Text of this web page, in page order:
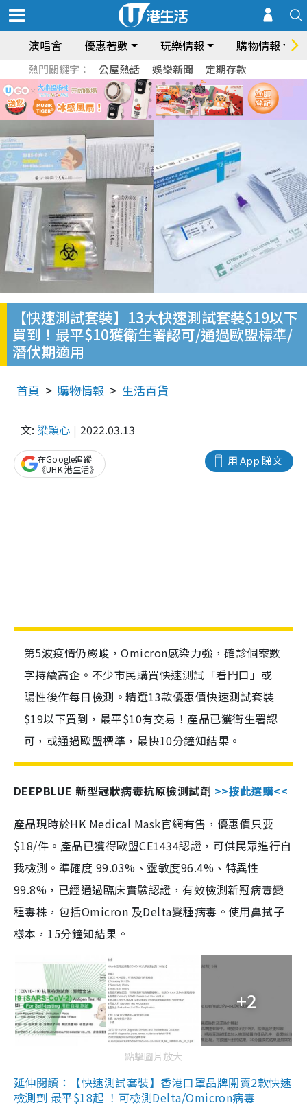
演唱會 優惠著數 玩樂情報 購物情報
熱門關鍵字： 公屋熱話 娛樂新聞 定期存款
【快速測試套裝】13大快速測試套裝$19以下
買到！最平$10獲衛生署認可/通過歐盟標準/
潛伏期適用
首頁 購物情報 生活百貨
文: 梁穎心 2022.03.13
用 App 睇文
在Google追蹤
《UHK 港生活》
第5波疫情仍嚴峻，Omicron感染力強，確診個案數
字持續高企。不少市民購買快速測試「看門口」或
陽性後作每日檢測。精選13款優惠價快速測試套裝
$19以下買到，最平$10有交易！產品已獲衛生署認
可，或通過歐盟標準，最快10分鐘知結果。
DEEPBLUE 新型冠狀病毒抗原檢測試劑 >>按此選購<<
產品現時於HK Medical Mask官網有售，優惠價只要
$18/件。產品已獲得歐盟CE1434認證，可供民眾進行自
我檢測。準確度 99.03%、靈敏度96.4%、特異性
99.8%，已經通過臨床實驗認證，有效檢測新冠病毒變
種毒株，包括Omicron 及Delta變種病毒。使用鼻拭子
樣本，15分鐘知結果。
+2
點擊圖片放大
延伸閱讀：【快速測試套裝】香港口罩品牌開賣2款快速
檢測劑 最平$18起 ！可檢測Delta/Omicron病毒